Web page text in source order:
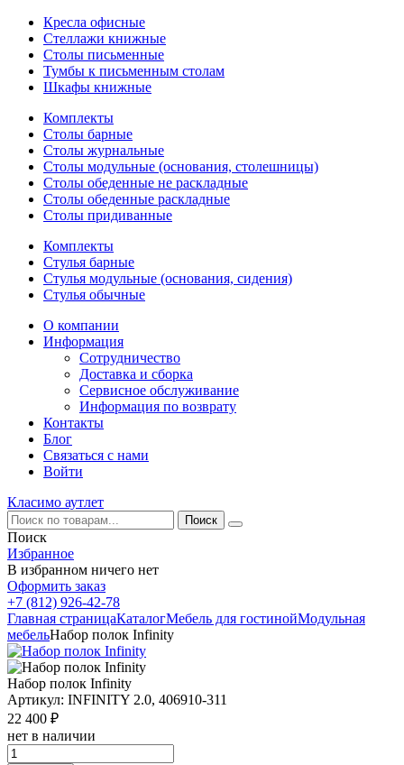
Кресла офисные
Стеллажи книжные
Столы письменные
Тумбы к письменным столам
Шкафы книжные
Комплекты
Столы барные
Столы журнальные
Столы модульные (основания, столешницы)
Столы обеденные не раскладные
Столы обеденные раскладные
Столы придиванные
Комплекты
Стулья барные
Стулья модульные (основания, сидения)
Стулья обычные
О компании
Информация
Сотрудничество
Доставка и сборка
Сервисное обслуживание
Информация по возврату
Контакты
Блог
Связаться с нами
Войти
Класимо аутлет
Поиск
Избранное
В избранном ничего нет
Оформить заказ
+7 (812) 926-42-78
Главная страницаКаталогМебель для гостинойМодульная
мебельНабор полок Infinity
Набор полок Infinity
Артикул: INFINITY 2.0, 406910-311
22 400 ₽
нет в наличии